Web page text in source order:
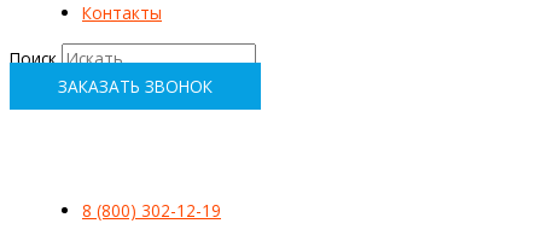
Контакты
Поиск
ЗАКАЗАТЬ ЗВОНОК
8 (800) 302-12-19